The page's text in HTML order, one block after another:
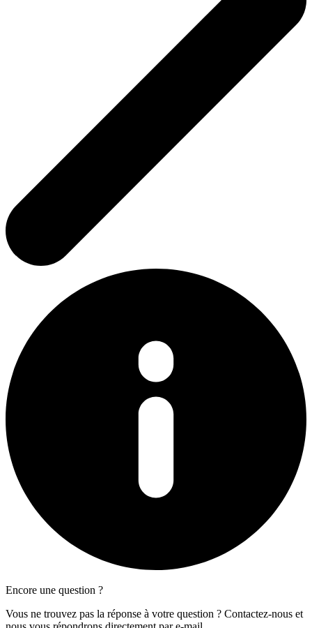
Encore une question ?
Vous ne trouvez pas la réponse à votre question ? Contactez-nous et